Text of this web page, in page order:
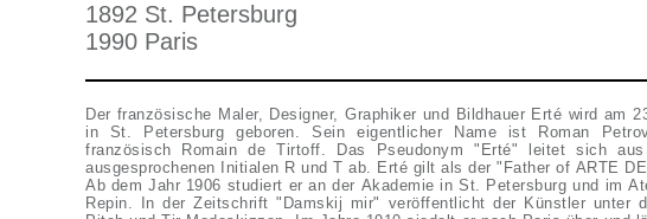
1892 St. Petersburg
1990 Paris
Der französische Maler, Designer, Graphiker und Bildhauer Erté wird am
in St. Petersburg geboren. Sein eigentlicher Name ist Roman
französisch Romain de Tirtoff. Das Pseudonym "Erté" leitet sich
ausgesprochenen Initialen R und T ab. Erté gilt als der "Father of ARTE
Ab dem Jahr 1906 studiert er an der Akademie in St. Petersburg und im
Repin. In der Zeitschrift "Damskij mir" veröffentlicht der Künstler unter